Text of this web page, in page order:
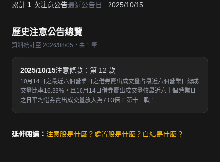
累計 1 次注意公告最近公告日 2025/10/15
歷史注意公告總覽
資料統計至 2026/08/05・共 1 筆
2025/10/15注意條款：第 12 款
10月14日之最近六個營業日之借券賣出成交量占最近六個營業日總成
交量比率16.33%，且10月14日借券賣出成交量較最近六十個營業日
之日平均借券賣出成交量放大為7.03倍﹝第十二款﹞
延伸閱讀： 注意股是什麼？ 處置股是什麼？ 自結是什麼？